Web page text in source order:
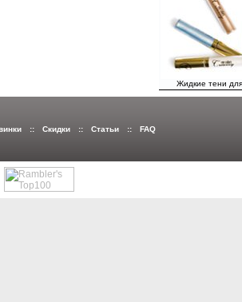
Жидкие тени
:: Скидки :: Статьи :: FAQ